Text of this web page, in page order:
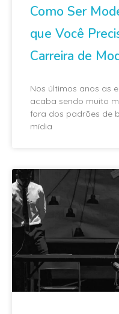
Como Ser
que Você
Carreira de
Nos últimos anos as
acaba sendo muito
fora dos padrões de
mídia